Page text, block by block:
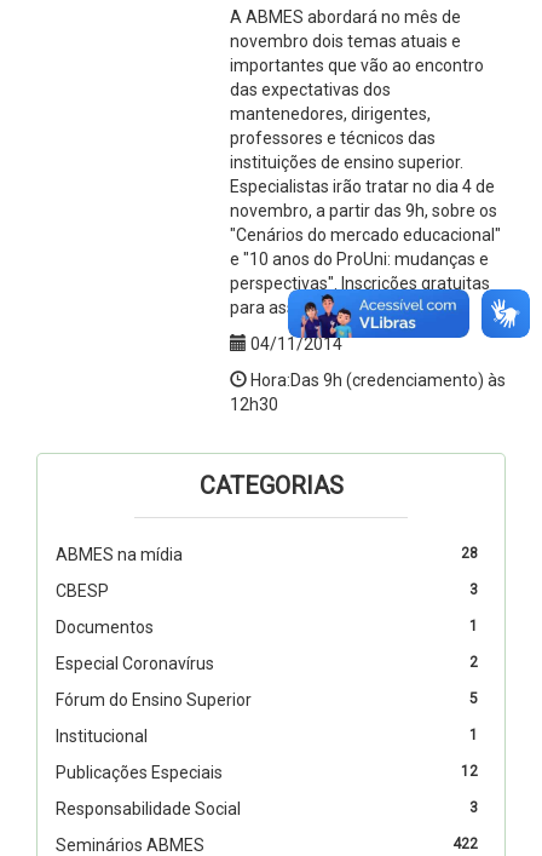
A ABMES abordará no mês de
novembro dois temas atuais e
importantes que vão ao encontro
das expectativas dos
mantenedores, dirigentes,
professores e técnicos das
instituições de ensino superior.
Especialistas irão tratar no dia 4 de
novembro, a partir das 9h, sobre os
"Cenários do mercado educacional"
e "10 anos do ProUni: mudanças e
perspectivas". Inscrições gratuitas
para associados.
04/11/2014
Hora:Das 9h (credenciamento) às
12h30
CATEGORIAS
28
ABMES na mídia
3
CBESP
1
Documentos
2
Especial Coronavírus
5
Fórum do Ensino Superior
1
Institucional
12
Publicações Especiais
3
Responsabilidade Social
422
Seminários ABMES